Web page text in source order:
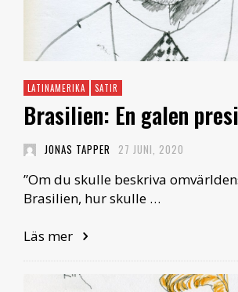
LATINAMERIKA SATIR
Brasilien: En galen
JONAS TAPPER 27 JUNI, 2020
”Om du skulle beskriva
Brasilien, hur skulle …
Läs mer